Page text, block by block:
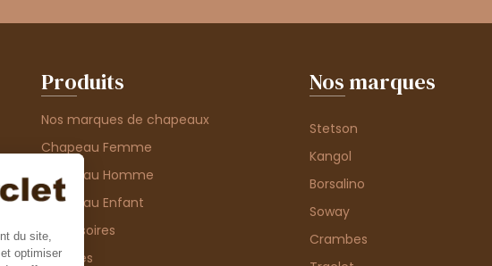
Produits
Nos marques de chapeaux
Chapeau Femme
Chapeau Homme
Chapeau Enfant
Accessoires
Thèmes
Nos marques
Stetson
Kangol
Borsalino
Soway
Crambes